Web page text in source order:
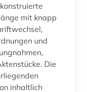
mit knapp
und
Die
inhaltlich